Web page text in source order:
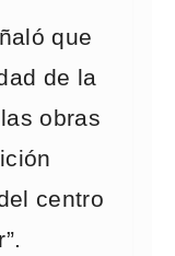
que
de la
obras
centro